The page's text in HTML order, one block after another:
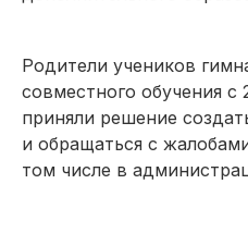
Родители учеников
совместного обучения
приняли решение
и обращаться с
том числе в